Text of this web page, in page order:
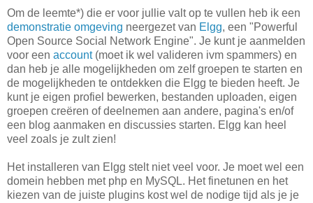
Om de leemte*) die er voor jullie valt op te vullen heb ik een
demonstratie omgeving neergezet van Elgg, een "Powerful
Open Source Social Network Engine". Je kunt je aanmelden
voor een account(moet ik wel valideren ivm spammers) en
dan heb je alle mogelijkheden om zelf groepen te starten en
de mogelijkheden te ontdekken die Elgg te bieden heeft. Je
kunt je eigen profiel bewerken, bestanden uploaden, eigen
groepen creëren of deelnemen aan andere, pagina's en/of
een blog aanmaken en discussies starten. Elgg kan heel
veel zoals je zult zien!
Het installeren van Elgg stelt niet veel voor. Je moet wel een
domein hebben met php en MySQL. Het finetunen en het
kiezen van de juiste plugins kost wel de nodige tijd als je je